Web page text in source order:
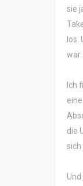
sie
Ich
die
sich